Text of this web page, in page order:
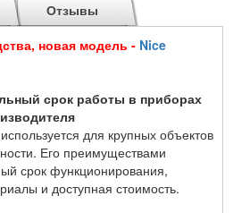
Отзывы
новая модель - Nice
срок работы в приборах
для крупных объектов
Его преимуществами
срок функционирования,
и доступная стоимость.